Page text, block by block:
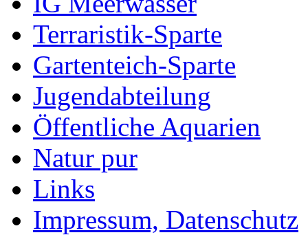
Terraristik-Sparte
Gartenteich-Sparte
Jugendabteilung
Öffentliche Aquarien
Natur pur
Links
Impressum, Datenschutz